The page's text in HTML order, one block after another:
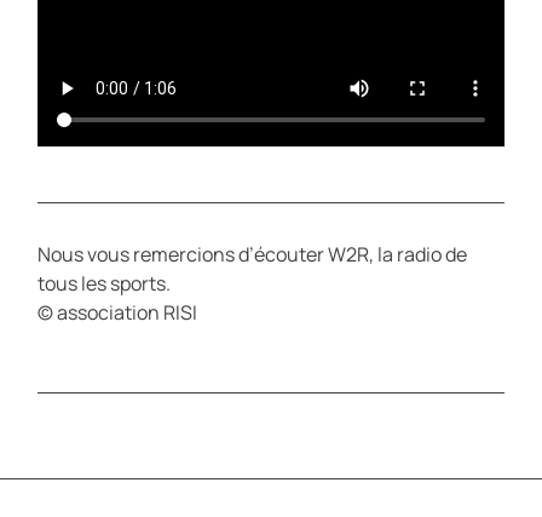
Nous vous remercions d’écouter W2R, la radio de
tous les sports.
© association RISI